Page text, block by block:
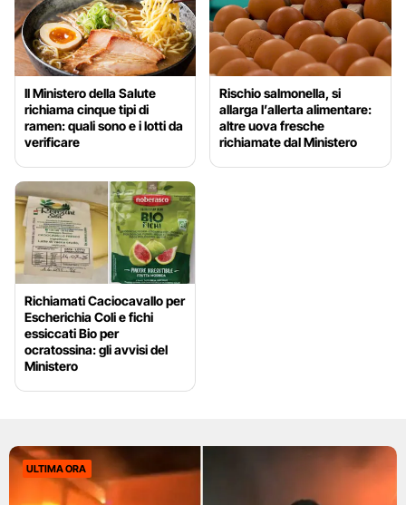
Il Ministero della Salute
richiama cinque tipi di
ramen: quali sono e i lotti da
verificare
Rischio salmonella, si
allarga l’allerta alimentare:
altre uova fresche
richiamate dal Ministero
Richiamati Caciocavallo per
Escherichia Coli e fichi
essiccati Bio per
ocratossina: gli avvisi del
Ministero
ULTIMA ORA